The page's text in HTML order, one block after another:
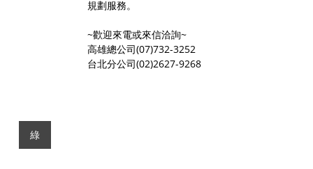
規劃服務。
~歡迎來電或來信洽詢~
高雄總公司(07)732-3252
台北分公司(02)2627-9268
綠